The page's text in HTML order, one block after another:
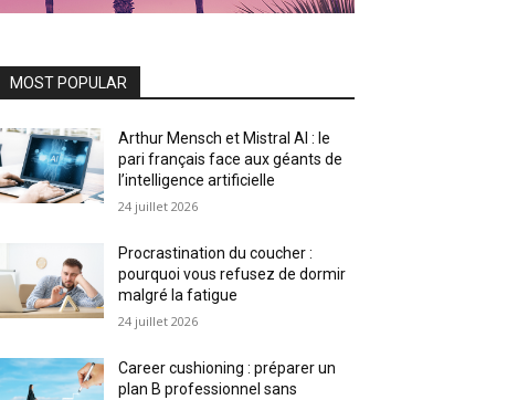
MOST POPULAR
Arthur Mensch et Mistral AI : le
pari français face aux géants de
l’intelligence artificielle
24 juillet 2026
Procrastination du coucher :
pourquoi vous refusez de dormir
malgré la fatigue
24 juillet 2026
Career cushioning : préparer un
plan B professionnel sans